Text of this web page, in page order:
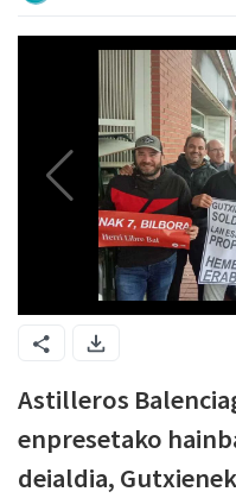
Astilleros
enpresetako
deialdia,